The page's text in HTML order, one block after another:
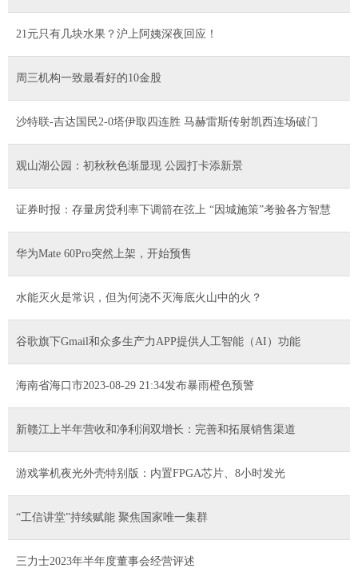
21元只有几块水果？沪上阿姨深夜回应！
周三机构一致最看好的10金股
沙特联-吉达国民2-0塔伊取四连胜 马赫雷斯传射凯西连场破门
观山湖公园：初秋秋色渐显现 公园打卡添新景
证券时报：存量房贷利率下调箭在弦上 “因城施策”考验各方智慧
华为Mate 60Pro突然上架，开始预售
水能灭火是常识，但为何浇不灭海底火山中的火？
谷歌旗下Gmail和众多生产力APP提供人工智能（AI）功能
海南省海口市2023-08-29 21:34发布暴雨橙色预警
新赣江上半年营收和净利润双增长：完善和拓展销售渠道
游戏掌机夜光外壳特别版：内置FPGA芯片、8小时发光
“工信讲堂”持续赋能 聚焦国家唯一集群
三力士2023年半年度董事会经营评述